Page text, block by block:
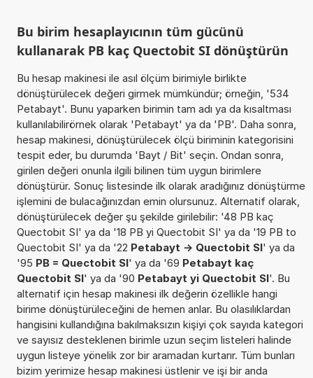
Bu birim hesaplayıcının tüm gücünü
kullanarak PB kaç Quectobit SI dönüştürün
Bu hesap makinesi ile asıl ölçüm birimiyle birlikte
dönüştürülecek değeri girmek mümkündür; örneğin, '534
Petabayt'. Bunu yaparken birimin tam adı ya da kısaltması
kullanılabilirörnek olarak 'Petabayt' ya da 'PB'. Daha sonra,
hesap makinesi, dönüştürülecek ölçü biriminin kategorisini
tespit eder, bu durumda 'Bayt / Bit' seçin. Ondan sonra,
girilen değeri onunla ilgili bilinen tüm uygun birimlere
dönüştürür. Sonuç listesinde ilk olarak aradığınız dönüştürme
işlemini de bulacağınızdan emin olursunuz. Alternatif olarak,
dönüştürülecek değer şu şekilde girilebilir: '48 PB kaç
Quectobit SI' ya da '18 PB yi Quectobit SI' ya da '19 PB to
Quectobit SI' ya da '22 Petabayt -> Quectobit SI' ya da
'95 PB = Quectobit SI' ya da '69 Petabayt kaç
Quectobit SI' ya da '90 Petabayt yi Quectobit SI'. Bu
alternatif için hesap makinesi ilk değerin özellikle hangi
birime dönüştürüleceğini de hemen anlar. Bu olasılıklardan
hangisini kullandığına bakılmaksızın kişiyi çok sayıda kategori
ve sayısız desteklenen birimle uzun seçim listeleri halinde
uygun listeye yönelik zor bir aramadan kurtarır. Tüm bunları
bizim yerimize hesap makinesi üstlenir ve işi bir anda